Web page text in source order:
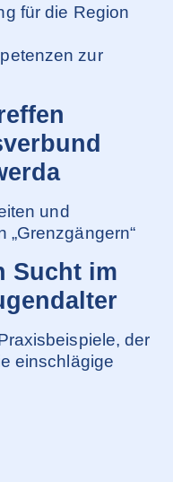
für die Region
zur
und
„Grenzgängern“
Sucht im
der
einschlägige